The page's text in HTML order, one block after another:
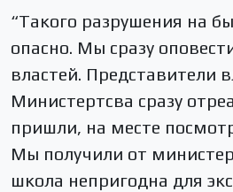
“Такого разрушения на
опасно. Мы сразу
властей. Представители
Министертсва сразу
пришли, на месте
Мы получили от
школа непригодна для